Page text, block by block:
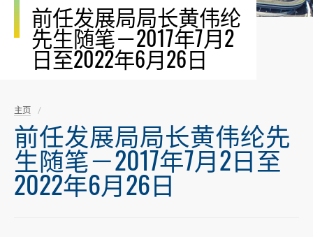
前任发展局局长黄伟纶
先生随笔－2017年7月2
日至2022年6月26日
主页
前任发展局局长黄伟纶先
生随笔－2017年7月2日至
2022年6月26日